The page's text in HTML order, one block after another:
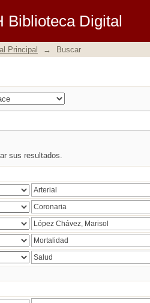
Biblioteca Digital
Principal → Buscar
sus resultados.